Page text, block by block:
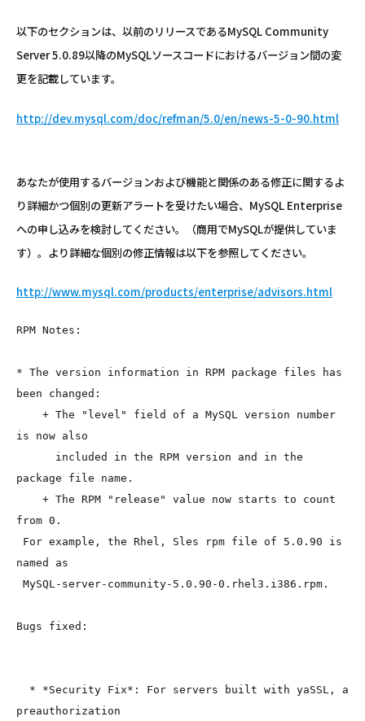
以下のセクションは、以前のリリースであるMySQL Community
Server 5.0.89以降のMySQLソースコードにおけるバージョン間の変
更を記載しています。
http://dev.mysql.com/doc/refman/5.0/en/news-5-0-90.html
あなたが使用するバージョンおよび機能と関係のある修正に関するよ
り詳細かつ個別の更新アラートを受けたい場合、MySQL Enterprise
への申し込みを検討してください。（商用でMySQLが提供していま
す）。より詳細な個別の修正情報は以下を参照してください。
http://www.mysql.com/products/enterprise/advisors.html
RPM Notes:
* The version information in RPM package files has
been changed:
is now also
package file name.
from 0.
named as
MySQL-server-community-5.0.90-0.rhel3.i386.rpm.
Bugs fixed:
preauthorization